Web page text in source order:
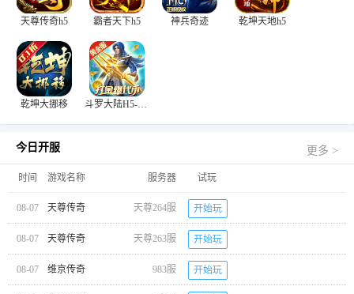
天尊传奇h5 霸者天下h5 神兵奇迹 乾坤天地h5
乾坤大挪移 斗罗大陆H5-极速黄金版
今日开服 更多 >
时间 游戏名称 服务器 试玩
08-07 天尊传奇 天尊264服 开始玩
08-07 天尊传奇 天尊263服 开始玩
08-07 维京传奇 983服 开始玩